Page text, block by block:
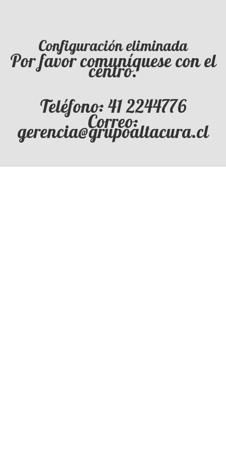
Configuración eliminada
Por favor comuníquese con el
centro.
Teléfono: 41 2244776
Correo:
gerencia@grupoaltacura.cl